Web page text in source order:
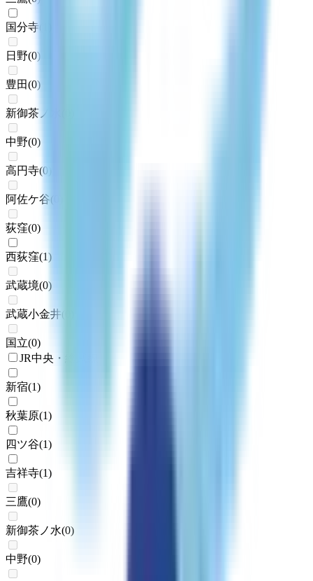
国分寺
日野(0)
豊田(0)
新御茶ノ水
中野(0)
高円寺(0
阿佐ケ谷(
荻窪(0)
西荻窪(1)
武蔵境(0)
武蔵小金井(
国立(0)
JR中央・総武線
新宿(1)
秋葉原(1)
四ツ谷(1)
吉祥寺(1)
三鷹(0)
新御茶ノ水(0)
中野(0)